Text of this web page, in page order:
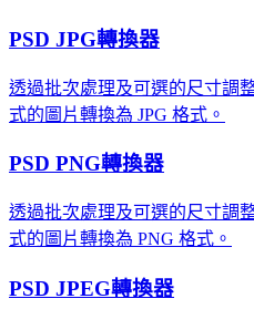
PSD JPG轉換器
透過批次處理及可選的尺寸調
式的圖片轉換為 JPG 格式。
PSD PNG轉換器
透過批次處理及可選的尺寸調
式的圖片轉換為 PNG 格式。
PSD JPEG轉換器